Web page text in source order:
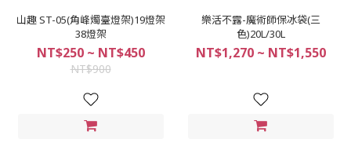
山趣 ST-05(角峰燭臺燈架)19燈架
38燈架
NT$250 ~ NT$450
NT$900
樂活不露-魔術師保冰袋(三
色)20L/30L
NT$1,270 ~ NT$1,550